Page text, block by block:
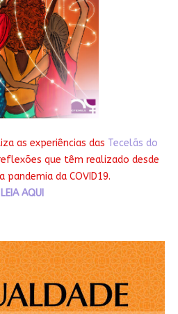
as experiências das Tecelãs do
que têm realizado desde
pandemia da COVID19.
LEIA AQUI